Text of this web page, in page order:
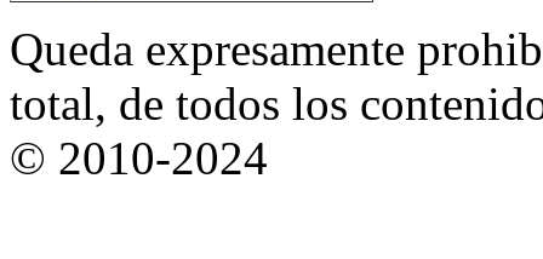
Queda expresamente
total, de todos los
© 2010-2024